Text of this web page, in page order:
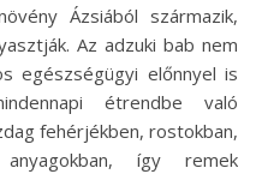
Ázsiából származik,
Az adzuki bab nem
egészségügyi előnnyel is
étrendbe való
fehérjékben, rostokban,
így remek